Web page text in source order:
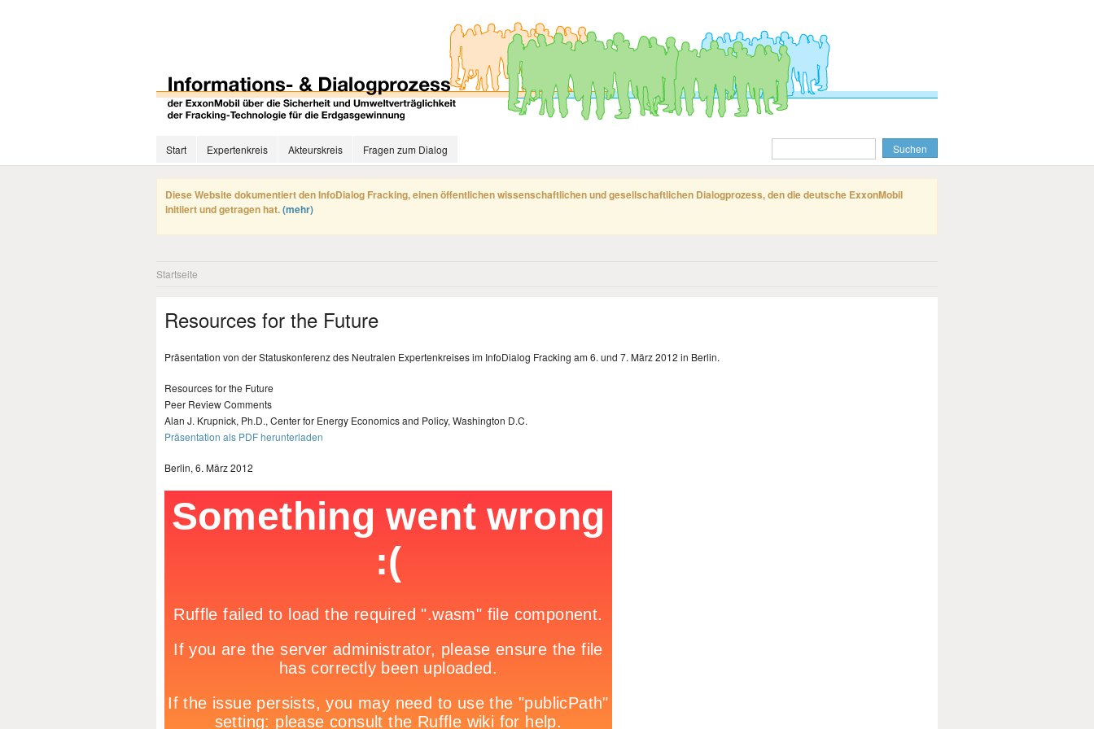
Start Expertenkreis Akteurskreis Fragen zum Dialog
Diese Website dokumentiert den InfoDialog Fracking, einen öffentlichen wissenschaftlichen und gesellschaftlichen Dialogprozess, den die deutsche ExxonMobil
initiiert und getragen hat.(mehr)
Startseite
Resources for the Future
Präsentation von der Statuskonferenz des Neutralen Expertenkreises im InfoDialog Fracking am 6. und 7. März 2012 in Berlin.
Resources for the Future
Peer Review Comments
Alan J. Krupnick, Ph.D., Center for Energy Economics and Policy, Washington D.C.
Präsentation als PDF herunterladen
Berlin, 6. März 2012